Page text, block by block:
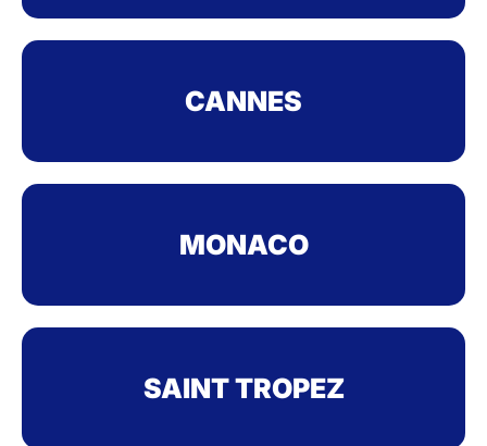
CANNES
MONACO
SAINT TROPEZ